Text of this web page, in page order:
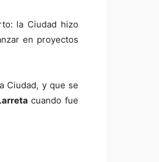
la Ciudad hizo
en proyectos
Ciudad, y que se
cuando fue